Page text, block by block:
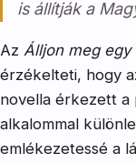
is állítják a
Az Álljon meg egy
érzékelteti, hogy
novella érkezett a
alkalommal
emlékezetessé a